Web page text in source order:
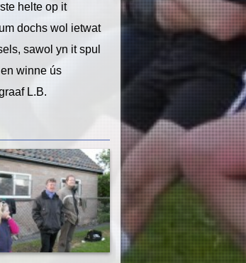
helte op it
dochs wol ietwat
sawol yn it spul
winne ús
L.B.